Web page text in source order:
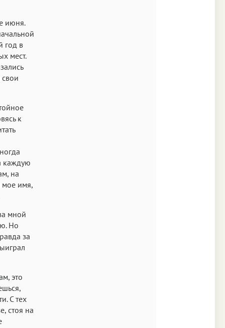
июня.
год в
мест.
к
каждую
на
мое имя,
мной
Но
за
это
С тех
стоя на